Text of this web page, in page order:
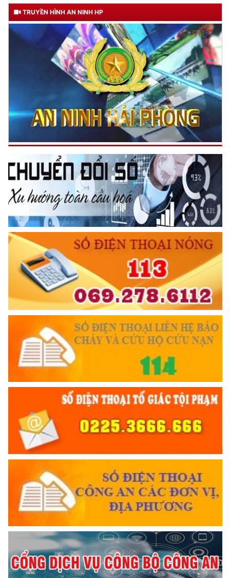
TƯ CÁCH
NGƯỜI CÔNG AN CÁCH MỆNH LÀ:
CẦN, KIỆM, LIÊM, CHÍNH
THÂN ÁI GIÚP ĐỠ
Đối với chính phủ, phải
TUYỆT ĐỐI TRUNG THÀNH
Đối với nhân dân, phải
KÍNH TRỌNG LỄ PHÉP
Đối với công việc, phải
TẬN TỤY
Đối với địch, phải
CƯƠNG QUYẾT, KHÔN KHÉO
Trích thư Chủ tịch Hồ Chí Minh
gửi Công an Khu XII,
ngày 11 tháng 3 năm 1948.
TRUYỀN HÌNH AN NINH HP